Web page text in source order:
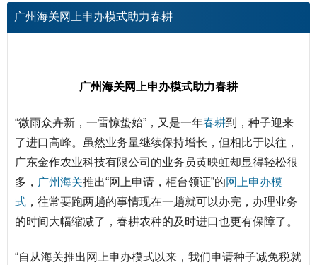
广州海关网上申办模式助力春耕
广州海关网上申办模式助力春耕
“微雨众卉新，一雷惊蛰始”，又是一年春耕到，种子迎来
了进口高峰。虽然业务量继续保持增长，但相比于以往，
广东金作农业科技有限公司 的业务员黄映虹却显得轻松很
多， 广州海关推出“网上申请，柜台领证”的网上申办模
式 ，往常要跑两趟的事情现在一趟就可以办完，办理业务
的时间大幅缩减了，春耕农种的及时进口也更有保障了。
“自从海关推出网上申办模式以来，我们申请种子减免税就